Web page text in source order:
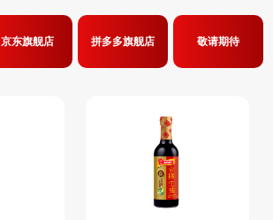
京东旗舰店 拼多多旗舰店 敬请期待